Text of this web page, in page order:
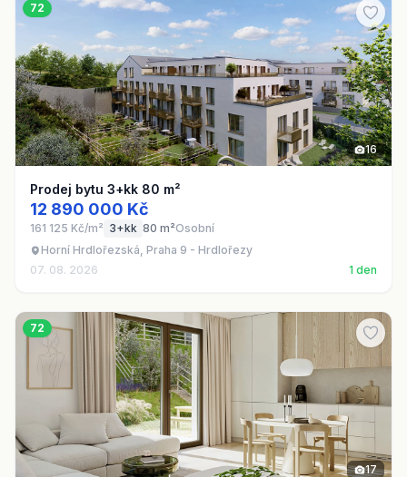
72
16
Prodej bytu 3+kk 80 m²
12 890 000 Kč
161 125 Kč/m² 3+kk 80 m²Osobní
Horní Hrdlořezská, Praha 9 - Hrdlořezy
07. 08. 2026
1 den
72
17